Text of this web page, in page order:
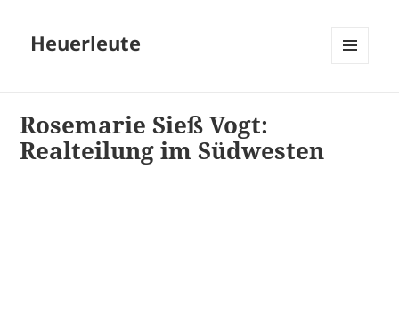
Heuerleute
Rosemarie Sieß Vogt:
Realteilung im Südwesten